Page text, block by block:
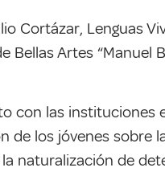
Cortázar, Lenguas
Bellas Artes “Manuel
con las instituciones
de los jóvenes sobre
naturalización de